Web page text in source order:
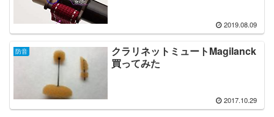
2019.08.09
防音
クラリネットミュートMagilanck
買ってみた
2017.10.29